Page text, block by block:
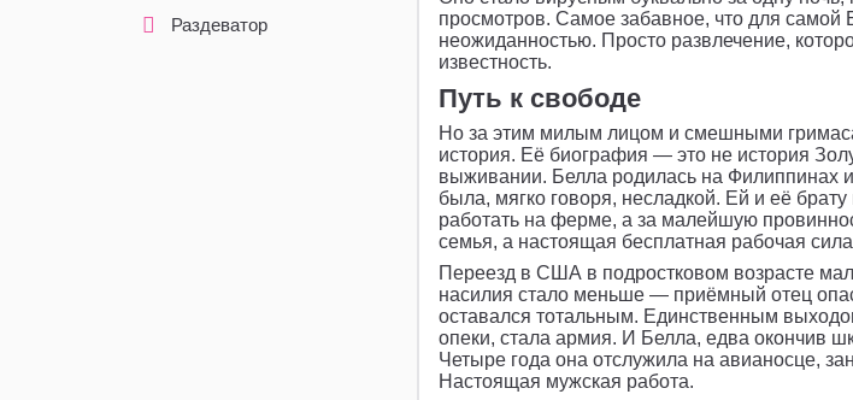
Раздеватор
просмотров. Самое забавное, что для самой
неожиданностью. Просто развлечение,
известность.
Путь к свободе
Но за этим милым лицом и смешными
история. Её биография — это не история
выживании. Белла родилась на Филиппинах
была, мягко говоря, несладкой. Ей и её брату
работать на ферме, а за малейшую
семья, а настоящая бесплатная рабочая
Переезд в США в подростковом возрасте
насилия стало меньше — приёмный отец
оставался тотальным. Единственным
опеки, стала армия. И Белла, едва окончив
Четыре года она отслужила на авианосце,
Настоящая мужская работа.